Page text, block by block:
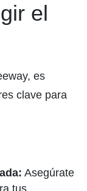
el
es
clave para
Asegúrate